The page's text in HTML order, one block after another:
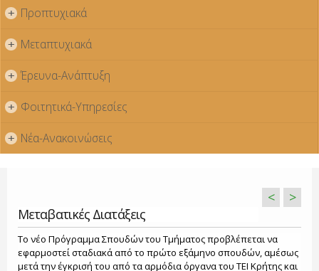
+ Προπτυχιακά
+ Μεταπτυχιακά
+ Έρευνα-Ανάπτυξη
+ Φοιτητικά-Υπηρεσίες
+ Νέα-Ανακοινώσεις
Μεταβατικές Διατάξεις
< >
Το νέο Πρόγραμμα Σπουδών του Τμήματος προβλέπεται να
εφαρμοστεί σταδιακά από το πρώτο εξάμηνο σπουδών, αμέσως
μετά την έγκρισή του από τα αρμόδια όργανα του ΤΕΙ Κρήτης και